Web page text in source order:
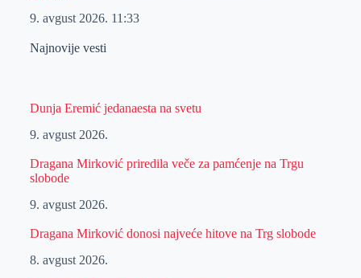
9. avgust 2026. 11:33
Najnovije vesti
Dunja Eremić jedanaesta na svetu
9. avgust 2026.
Dragana Mirković priredila veče za pamćenje na Trgu
slobode
9. avgust 2026.
Dragana Mirković donosi najveće hitove na Trg slobode
8. avgust 2026.